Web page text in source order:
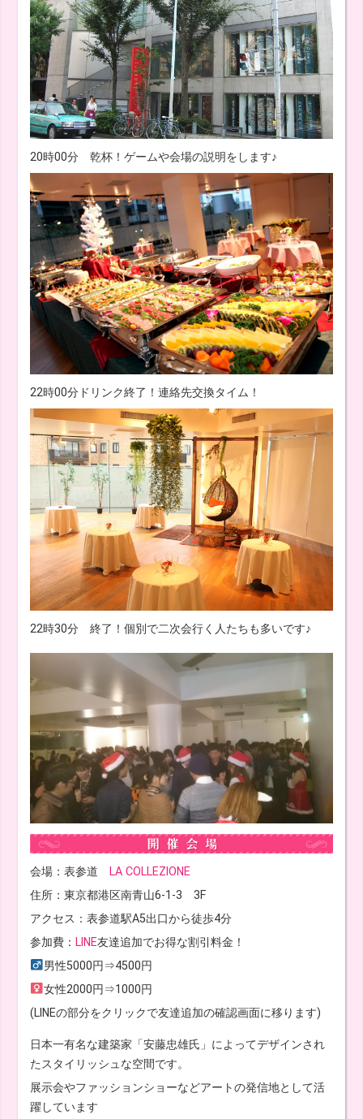
20時00分 乾杯！ゲームや会場の説明をします♪
22時00分ドリンク終了！連絡先交換タイム！
22時30分 終了！個別で二次会行く人たちも多いです♪
会場：表参道 LA COLLEZIONE
住所：東京都港区南青山6-1-3 3F
アクセス：表参道駅A5出口から徒歩4分
参加費： LINE友達追加でお得な割引料金！
男性5000円⇒4500円
女性2000円⇒1000円
(LINEの部分をクリックで友達追加の確認画面に移ります)
日本一有名な建築家「安藤忠雄氏」によってデザインされ
たスタイリッシュな空間です。
展示会やファッションショーなどアートの発信地として活
躍しています